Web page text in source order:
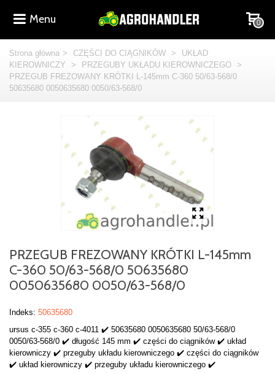
Menu 0
Strona główna > CZĘŚCI DO CIĄGNIKÓW >
UKŁAD
KIEROWNICZY
> PRZEGUBY UKŁADU KIEROWNICZEGO
>
PRZEGUB FREZOWANY KRÓTKI L-145mm C-360 50/63-568/0
50635680 0050635680 0050/63-568/0
PRZEGUB FREZOWANY KRÓTKI L-145mm
C-360 50/63-568/0 50635680
0050635680 0050/63-568/0
Indeks: 50635680
ursus c-355 c-360 c-4011 ✔️ 50635680 0050635680 50/63-568/0
0050/63-568/0 ✔️ długość 145 mm ✔️ części do ciągników ✔️ układ
kierowniczy ✔️ przeguby układu kierowniczego ✔️ części do ciągników
✔️ układ kierowniczy ✔️ przeguby układu kierowniczego ✔️